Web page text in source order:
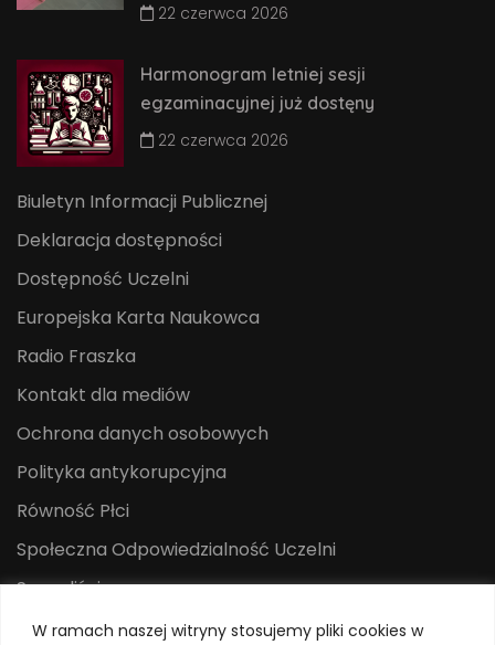
W ramach naszej witryny stosujemy pliki cookies w
22 czerwca 2026
Harmonogram letniej sesji
egzaminacyjnej już dostęny
22 czerwca 2026
Biuletyn Informacji Publicznej
Deklaracja dostępności
Dostępność Uczelni
Europejska Karta Naukowca
Radio Fraszka
Kontakt dla mediów
Ochrona danych osobowych
Polityka antykorupcyjna
Równość Płci
Społeczna Odpowiedzialność Uczelni
Sygnaliści
Centrum Mediów i Promocji